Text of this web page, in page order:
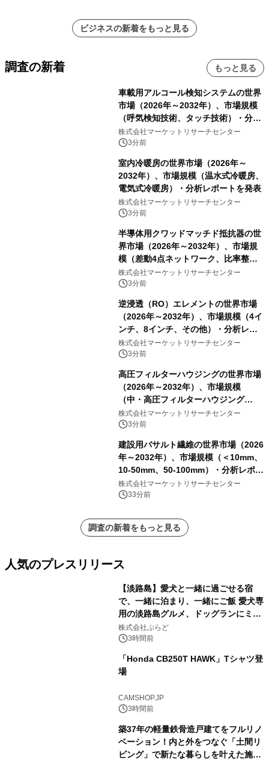
ビジネスの新着をもっと見る
調査の新着 もっと見る
車載用アルコール検知システムの世界
市場（2026年～2032年）、市場規模
（呼気検知技術、タッチ技術）・分析
レポートを発表
株式会社マーケットリサーチセンター
3分前
室内冷暖房の世界市場（2026年～
2032年）、市場規模（温水式冷暖房、
電気式冷暖房）・分析レポートを発表
株式会社マーケットリサーチセンター
3分前
半導体用クワッドマッチド抵抗器の世
界市場（2026年～2032年）、市場規
模（差動4点ネットワーク、比率整合4
点ネットワーク、4点等値整合ネット
ワーク）・分析レポートを発表
株式会社マーケットリサーチセンター
3分前
逆浸透（RO）エレメントの世界市場
（2026年～2032年）、市場規模（4イ
ンチ、8インチ、その他）・分析レポ
ートを発表
株式会社マーケットリサーチセンター
3分前
高圧フィルターハウジングの世界市場
（2026年～2032年）、市場規模
（中・高圧フィルターハウジング
（1000～5000 psi）、高圧フィルター
ハウジング（5000～10000 psi）、超
psi以上））・分析レポートを発表
株式会社マーケットリサーチセンター
3分前
建設用バサルト繊維の世界市場（2026
年～2032年）、市場規模（＜10mm、
10-50mm、50-100mm）・分析レポー
トを発表
株式会社マーケットリサーチセンター
33分前
調査の新着をもっと見る
人気のプレスリリース
【淡路島】愛犬と一緒に過ごせる宿
で、一緒に泊まり、一緒にご飯 愛犬専
用の淡路島グルメ、ドッグランにミニ
プール グランピングとトレーラーハウ
スの2施設で
株式会社ぷらど
3時間前
「Honda CB250T HAWK」Tシャツ登
場
CAMSHOP.JP
3時間前
築37年の軽量鉄骨造戸建てをフルリノ
ベーション！内と外をつなぐ「土間リ
ビング」で新たな暮らしを叶えた施工